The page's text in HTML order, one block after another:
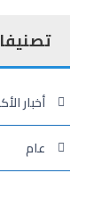
أخبار
عام